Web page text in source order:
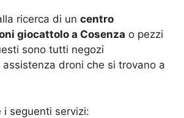
ricerca di un centro
giocattolo a Cosenza o pezzi
sono tutti negozi
droni che si trovano a
i seguenti servizi: